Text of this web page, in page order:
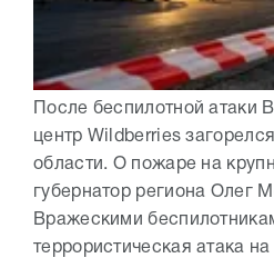
После беспилотной атаки
центр Wildberries
области. О пожаре на
губернатор региона Олег
Вражескими
террористическая атака на